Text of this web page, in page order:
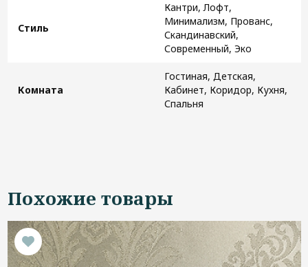
Стиль
Кантри, Лофт,
Минимализм, Прованс,
Скандинавский,
Современный, Эко
Комната
Гостиная, Детская,
Кабинет, Коридор, Кухня,
Спальня
Похожие товары